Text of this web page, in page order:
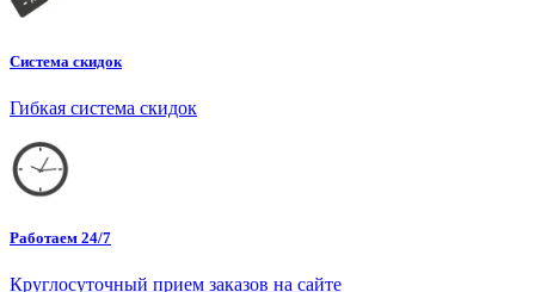
Система скидок
Гибкая система скидок
Работаем 24/7
Круглосуточный прием заказов на сайте